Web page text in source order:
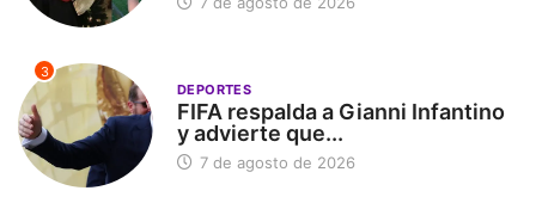
3
DEPORTES
FIFA respalda a Gianni Infantino
y advierte que...
7 de agosto de 2026